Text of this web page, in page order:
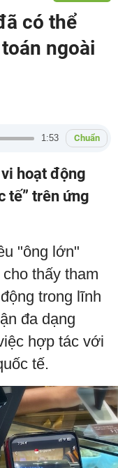
có thể
ngoài
1:53 Chuẩn
hoạt động
tế” trên ứng
"ông lớn"
thấy tham
trong lĩnh
đa dạng
hợp tác với
tế.